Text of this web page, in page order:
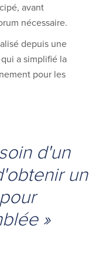
avant
nécessaire.
depuis une
a simplifié la
pour les
d'un
un
»